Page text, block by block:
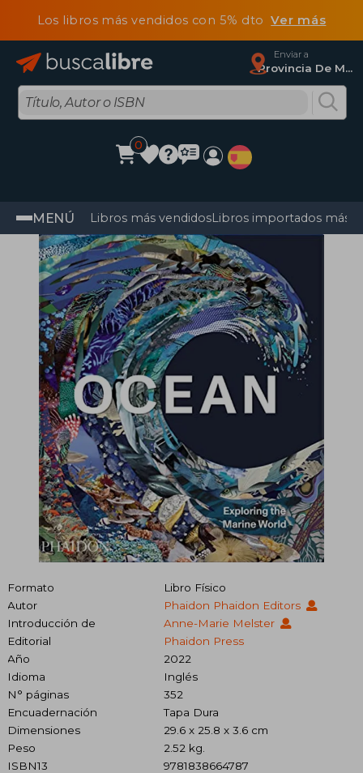
Los libros más vendidos con 5% dtoVer más
Enviar a
Provincia De Madrid
0
MENÚ Libros más vendidosLibros importados más
Formato
Libro Físico
Autor
Phaidon Phaidon Editors
Introducción de
Anne-Marie Melster
Editorial
Phaidon Press
Año
2022
Idioma
Inglés
N° páginas
352
Encuadernación
Tapa Dura
Dimensiones
29.6 x 25.8 x 3.6 cm
Peso
2.52 kg.
ISBN13
9781838664787